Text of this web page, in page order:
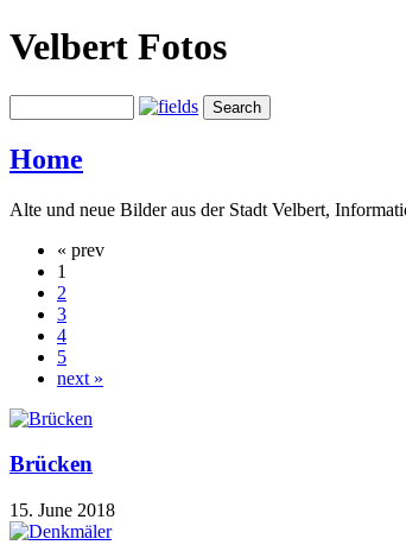
Velbert Fotos
Home
Alte und neue Bilder aus der Stadt Velbert,
« prev
1
2
3
4
5
next »
Brücken
15. June 2018